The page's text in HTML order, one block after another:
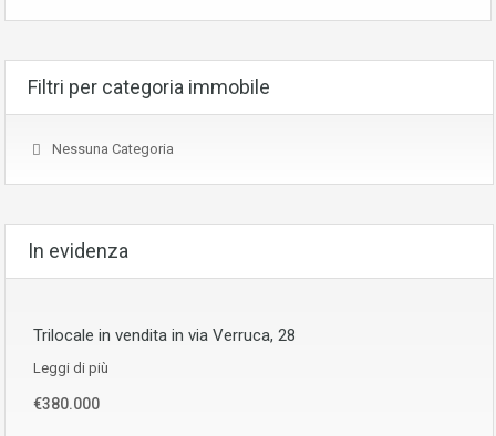
Filtri per categoria immobile
Nessuna Categoria
In evidenza
Trilocale in vendita in via Verruca, 28
Leggi di più
€380.000